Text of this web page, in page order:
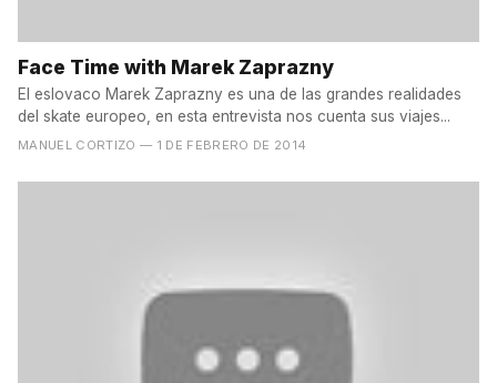
Face Time with Marek Zaprazny
El eslovaco Marek Zaprazny es una de las grandes realidades
del skate europeo, en esta entrevista nos cuenta sus viajes...
MANUEL CORTIZO — 1 DE FEBRERO DE 2014